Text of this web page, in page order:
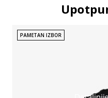
PAMETAN IZBOR